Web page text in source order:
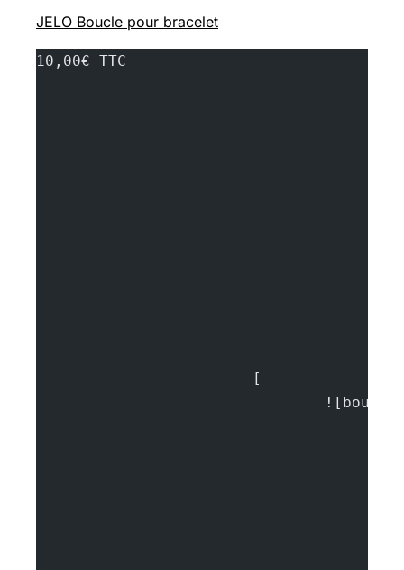
JELO Boucle pour bracelet
10,00€ TTC
			[